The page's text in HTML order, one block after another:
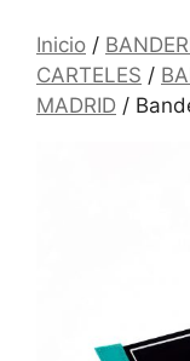
Inicio /
CARTELES /
MADRID /